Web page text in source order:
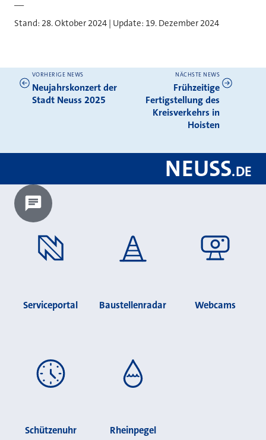
Stand: 28. Oktober 2024 | Update: 19. Dezember 2024
Weitere News
VORHERIGE NEWS
Neujahrskonzert der
Stadt Neuss 2025
NÄCHSTE NEWS
Frühzeitige
Fertigstellung des
Kreisverkehrs in
Hoisten
NEUSS.DE
Chatbot laden?
Serviceportal Baustellenradar Webcams
Schützenuhr Rheinpegel